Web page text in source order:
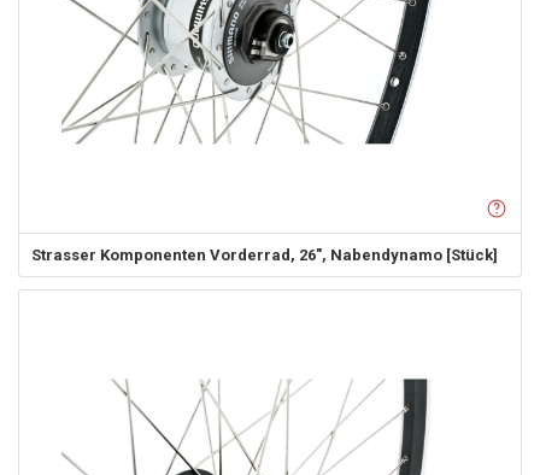
Strasser Komponenten Vorderrad, 26", Nabendynamo [Stück]